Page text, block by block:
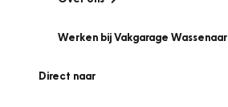
Werken bij Vakgarage Wassenaar
Direct naar